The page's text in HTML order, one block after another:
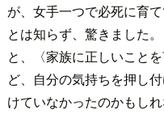
が、女手一つで必死に育
とは知らず、驚きました
と、〈家族に正しいこと
ど、自分の気持ちを押し
けていなかったのかもし